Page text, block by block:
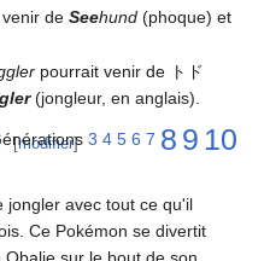
venir deSeehund (phoque) et
pourrait venir de トド
(jongleur, en anglais).
[modifier] 3 4 5 6 7 8 9 10
jongler avec tout ce qu'il
Ce Pokémon se divertit